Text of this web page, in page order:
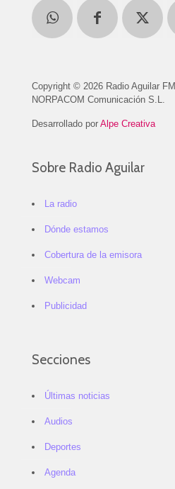
Copyright © 2026 Radio Aguilar FM
NORPACOM Comunicación S.L.
Desarrollado por Alpe Creativa
Sobre Radio Aguilar
La radio
Dónde estamos
Cobertura de la emisora
Webcam
Publicidad
Secciones
Últimas noticias
Audios
Deportes
Agenda